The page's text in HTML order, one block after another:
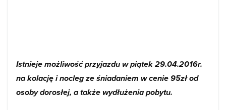
Istnieje możliwość przyjazdu w piątek 29.04.2016r.
na kolację i nocleg ze śniadaniem w cenie 95zł od
osoby dorosłej, a także wydłużenia pobytu.